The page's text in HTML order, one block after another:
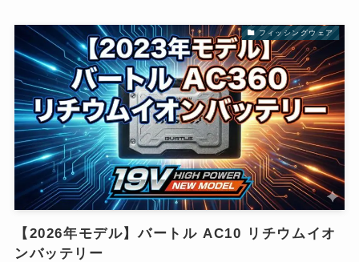
フィッシングウェア
【2026年モデル】バートル AC10 リチウムイオ
ンバッテリー